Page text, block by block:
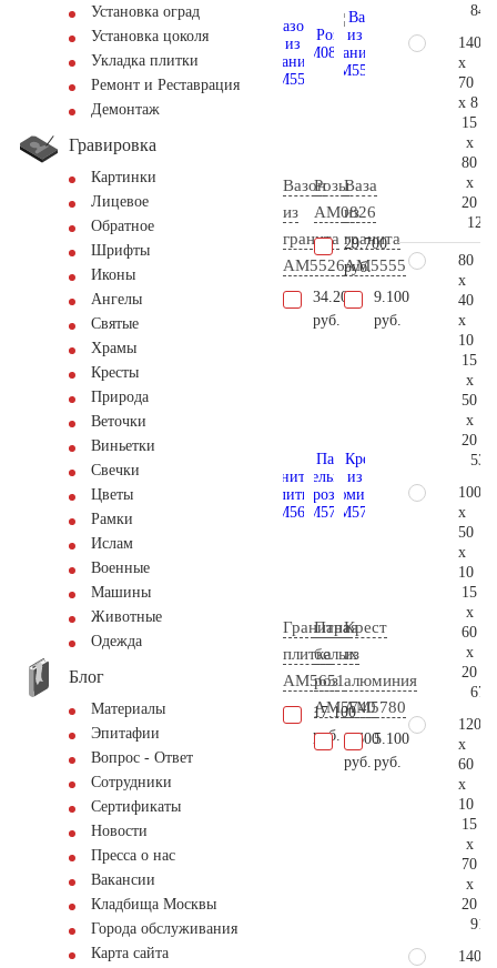
Установка оград
Установка цоколя
Укладка плитки
Ремонт и Реставрация
Демонтаж
Гравировка
Картинки
Лицевое
Обратное
Шрифты
Иконы
Ангелы
Святые
Храмы
Кресты
Природа
Веточки
Виньетки
Свечки
Цветы
Рамки
Ислам
Военные
Машины
Животные
Одежда
Блог
Материалы
Эпитафии
Вопрос - Ответ
Сотрудники
Сертификаты
Новости
Пресса о нас
Вакансии
Кладбища Москвы
Города обслуживания
Карта сайта
Вазон
из
гранита
AM5526
34.200
руб.
Розы
AM0826
29.700
руб.
Ваза
из
гранита
AM5555
9.100
руб.
Гранитная
плитка
AM5651
17.100
руб.
Пара
белых
роз
AM5740
8.600
руб.
Крест
из
алюминия
AM5780
5.100
руб.
140
x
70
x 8
15
x
80
x
20
80
x
40
x
10
15
x
50
x
20
100
x
50
x
10
15
x
60
x
20
120
x
60
x
10
15
x
70
x
20
140